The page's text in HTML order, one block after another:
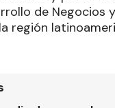
de Negocios
región